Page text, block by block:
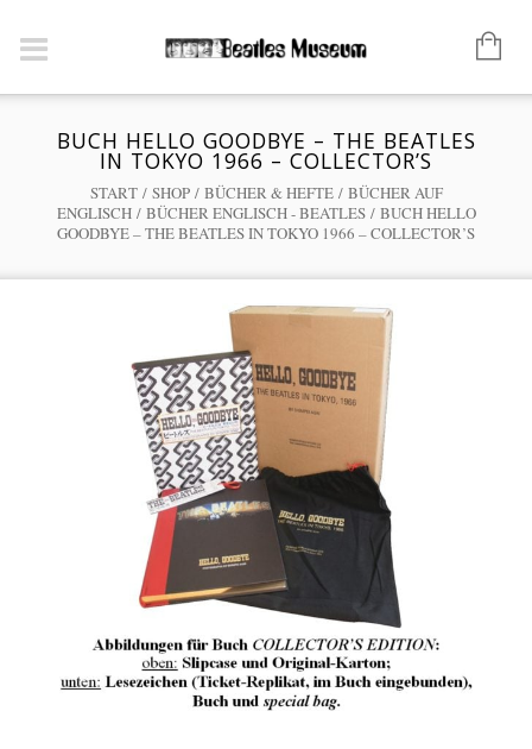
BUCH HELLO GOODBYE – THE BEATLES
IN TOKYO 1966 – COLLECTOR’S
START/ SHOP/ BÜCHER & HEFTE/ BÜCHER AUF
ENGLISCH/ BÜCHER ENGLISCH - BEATLES/ BUCH HELLO
GOODBYE – THE BEATLES IN TOKYO 1966 – COLLECTOR’S